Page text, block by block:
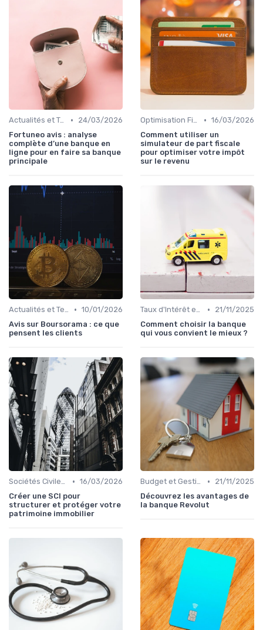
Actualités et Tendances Économiques •
24/03/2026
Fortuneo avis : analyse
complète d’une banque en
ligne pour en faire sa banque
principale
Optimisation Fiscale • 16/03/2026
Comment utiliser un
simulateur de part fiscale
pour optimiser votre impôt
sur le revenu
Actualités et Tendances Économiques • 10/01/2026
Avis sur Boursorama : ce que
pensent les clients
Taux d'Intérêt et Conditions de Crédit •
21/11/2025
Comment choisir la banque
qui vous convient le mieux ?
Sociétés Civiles de Placement Immobilier (SCPI) • 16/03/2026
Créer une SCI pour
structurer et protéger votre
patrimoine immobilier
Budget et Gestion des Finances Personnelles •
21/11/2025
Découvrez les avantages de
la banque Revolut